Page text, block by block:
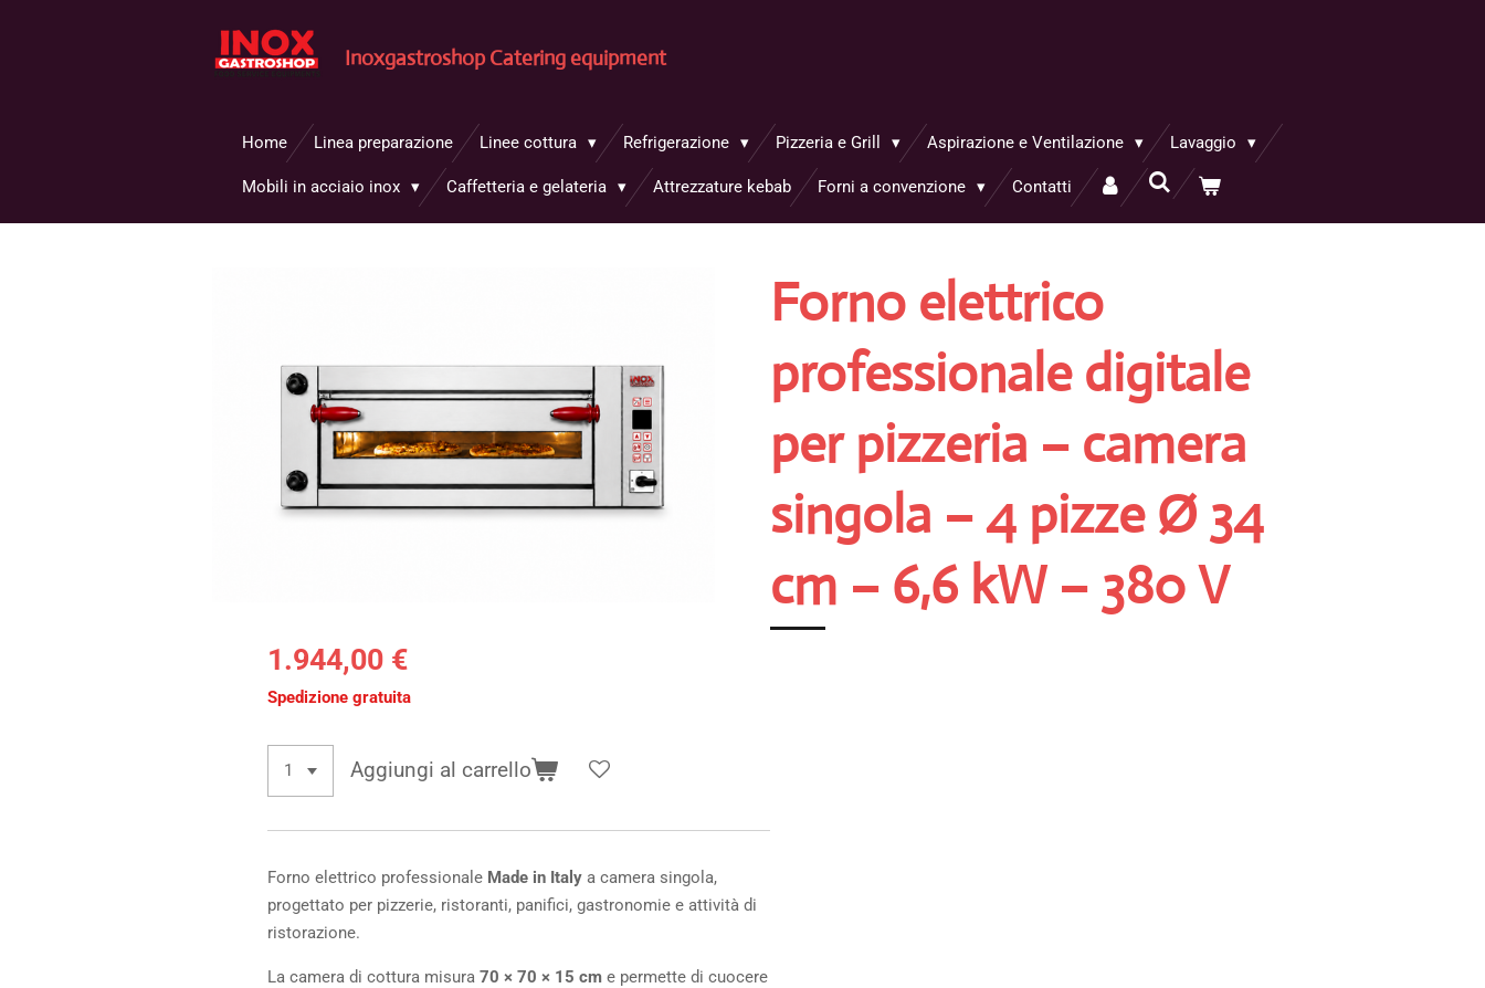
Inoxgastroshop Catering equipment
Home Linea preparazione Linee cottura Refrigerazione Pizzeria e Grill Aspirazione e Ventilazione Lavaggio
Mobili in acciaio inox Caffetteria e gelateria Attrezzature kebab Forni a convenzione Contatti
Forno elettrico
professionale digitale
per pizzeria – camera
singola – 4 pizze Ø 34
cm – 6,6 kW – 380 V
1.944,00 €
Spedizione gratuita
Aggiungi al carrello
Forno elettrico professionale Made in Italy a camera singola,
progettato per pizzerie, ristoranti, panifici, gastronomie e attività di
ristorazione.
La camera di cottura misura 70 × 70 × 15 cm e permette di cuocere